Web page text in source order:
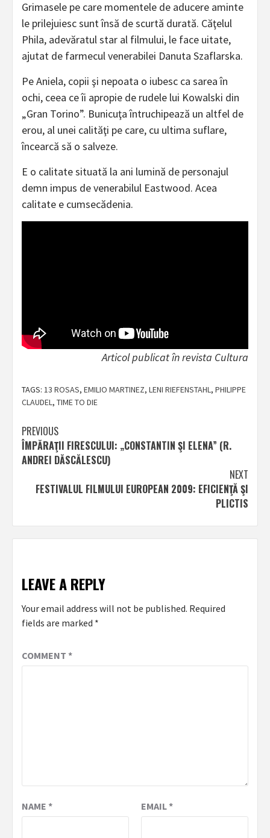
Grimasele pe care momentele de aducere aminte
le prilejuiesc sunt însă de scurtă durată. Căţelul
Phila, adevăratul star al filmului, le face uitate,
ajutat de farmecul venerabilei Danuta Szaflarska.
Pe Aniela, copii şi nepoata o iubesc ca sarea în
ochi, ceea ce îi apropie de rudele lui Kowalski din
„Gran Torino”. Bunicuţa întruchipează un altfel de
erou, al unei calităţi pe care, cu ultima suflare,
încearcă să o salveze.
E o calitate situată la ani lumină de personajul
demn impus de venerabilul Eastwood. Acea
calitate e cumsecădenia.
Articol publicat în revista Cultura
TAGS: 13 ROSAS, EMILIO MARTINEZ, LENI RIEFENSTAHL, PHILIPPE
CLAUDEL, TIME TO DIE
Post
navigation
PREVIOUS
ÎMPĂRAŢII FIRESCULUI: „CONSTANTIN ŞI ELENA” (R.
ANDREI DĂSCĂLESCU)
NEXT
FESTIVALUL FILMULUI EUROPEAN 2009: EFICIENŢĂ ŞI
PLICTIS
LEAVE A REPLY
Your email address will not be published. Required
fields are marked *
COMMENT *
NAME * EMAIL*